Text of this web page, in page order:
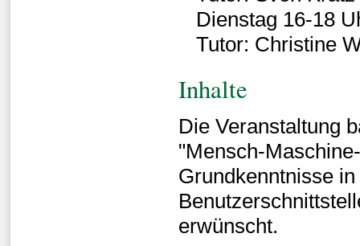
Dienstag 16-18
Tutor: Christine
Inhalte
Die Veranstaltung
"Mensch-
Grundkenntnisse
erwünscht.